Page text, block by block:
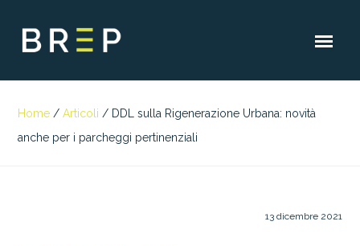
Home / Articoli / DDL sulla Rigenerazione Urbana: novità
anche per i parcheggi pertinenziali
13 dicembre 2021